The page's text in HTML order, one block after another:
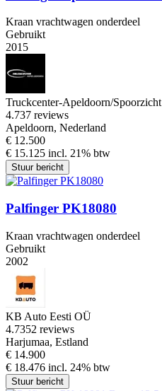
Kraan vrachtwagen onderdeel
Gebruikt
2015
Truckcenter-Apeldoorn/Spoorzicht
4.737 reviews
Apeldoorn, Nederland
€ 12.500
€ 15.125 incl. 21% btw
Stuur bericht
Palfinger PK18080
Kraan vrachtwagen onderdeel
Gebruikt
2002
KB Auto Eesti OÜ
4.7352 reviews
Harjumaa, Estland
€ 14.900
€ 18.476 incl. 24% btw
Stuur bericht